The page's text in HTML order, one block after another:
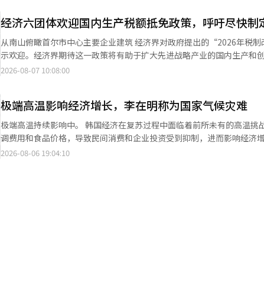
Eats也推出了小额订单服务，专门针对1人家庭。Baemin去年4月推出
2700万单。今年7月的订单量较去年同期增长21%。 专家分析认为，建立小额定期订阅和个性化小规模产品体系，已
成为企业最强的竞争力。 金大钟，世宗大学商学院教授表示：“1人家庭的增加正在根本改变消费市场的格局”，并
指出“从过去的大宗和家庭中心消费转向个性化消费和高端消费的趋势正在迅速扩大。” 他
必须围绕‘个人’而非‘家庭’来设计产品和服务，才能保持竞争力。”
的中坚企业分享重点政策方向，并倾听现场的声音。 金部长在会上提出下半年就业劳动政策的核心战略，包括：构建
安全公正的工作场所、扩大青年与中年人之间的共生就业机会、消除差距，实
为了根除重复事故，将对目标企业和行业进行高强度的密切管理，并计
时，还将推动扩大工资区分支付制，以制止工资拖欠和分包过程中的中间剥削结构。 针对青年群体
共就业、新兴产业及中小、中坚企业的创业支持、由大企业主导的K-新
论。 关于产业转型，金部长表示将通过同工同酬、避免综合工资滥用、支持缩短实际劳动时间的企业、改善退休金制
度等措施来减少劳动市场的差距。同时，还将推进为特殊雇佣人员和自
实产业转型就业稳定的基本计划后续措施。 金部长特别强调中坚企业在青年招聘中的作用。他指出：“中坚企业的青
年招聘比例较高，且是青年所青睐的工作。”他呼吁企业积极参与政府
场得到切实感受。 对此，中坚企业联合会会长崔振植回应道：“通过适应变化的产业环境的就业和劳动政策范式创
经济六团体欢迎国内生产税额抵免政策，呼吁尽快制
从南山俯瞰首尔市中心主要企业建筑 经济界对政府提出的“2026年税制改革方案”中包含国内生产税额抵免政策表
示欢迎。经济界期待这一政策将有助于扩大先进战略产业的国内生产和
则。 经济六团体于7日发布联合声明，表示：“政府在2026年税制改革方案中反映了产业现场的意见，决定设立国内
球各国竞争将先进产业的生产基础留在本国的背景下，将投资阶段的税
半导体、电池、太阳能发电、风能、核心材料和人工智能（AI）机器人
业扩充国内生产基础。” 他们还请求：“希望政府能尽快制定合格品项和标准抵免额等细则，以便制度的效果能尽早
在产业现场显现。” 此外，他们补充道：“为实现五极三特地方主导增长，建议引入生产地区系数，并在石油化工产
业重组时给予企业法人税支持，这将有助于实现平衡增长和产业结构转型。” 最后，经济六团体表示：“经济
2026-08-07 10:08:00
极端高温影响经济增长，李在明称为国家气候灾难
极端高温持续影响中。 韩国经济在复苏过程中面临着前所未有的高温
调费用和食品价格，导致民间消费和企业投资受到抑制，进而影响经济
节性冲击，成为对经济的持续性威胁。政府正在提升应对措施，以尽量
2026-08-06 19:04:10